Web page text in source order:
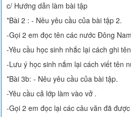
c/ Hướng dẫn làm bài tập
*Bài 2 : - Nêu yêu cầu của bài tập 2.
-Gọi 2 em đọc tên các nước Đông
-Yêu cầu học sinh nhắc lại cách ghi
-Lưu ý học sinh nắm lại cách viết tên
*Bài 3b: - Nêu yêu cầu của bài tập.
-Yêu cầu cả lớp làm vào vở .
-Gọi 2 em đọc lại các câu văn đã